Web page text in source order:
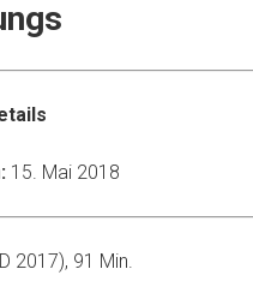
15. Mai 2018
2017), 91 Min.